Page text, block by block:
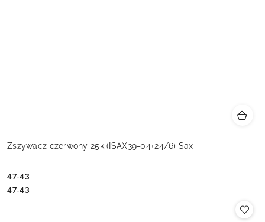
Zszywacz czerwony 25k (ISAX39-04+24/6) Sax
Cena:
47.43
Cena:
47.43